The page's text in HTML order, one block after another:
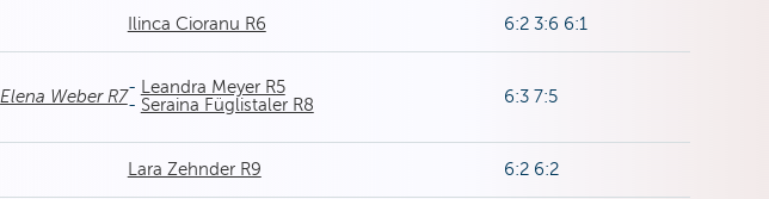
Ilinca Cioranu R6 6:2 3:6 6:1
Elena Weber R7-
Leandra Meyer R5
- Seraina Füglistaler R8 6:3 7:5
Lara Zehnder R9 6:2 6:2